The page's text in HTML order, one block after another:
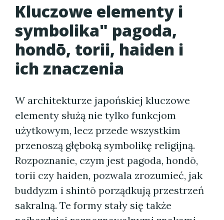
Kluczowe elementy i
symbolika" pagoda,
hondō, torii, haiden i
ich znaczenia
W architekturze japońskiej kluczowe
elementy służą nie tylko funkcjom
użytkowym, lecz przede wszystkim
przenoszą głęboką symbolikę religijną.
Rozpoznanie, czym jest pagoda, hondō,
torii czy haiden, pozwala zrozumieć, jak
buddyzm i shintō porządkują przestrzeń
sakralną. Te formy stały się także